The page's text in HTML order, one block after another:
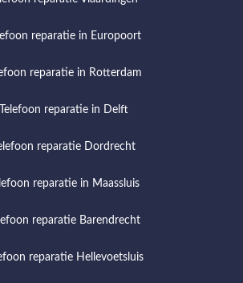
reparatie in Europoort
reparatie in Rotterdam
Telefoon reparatie in Delft
reparatie Dordrecht
reparatie in Maassluis
reparatie Barendrecht
reparatie Hellevoetsluis